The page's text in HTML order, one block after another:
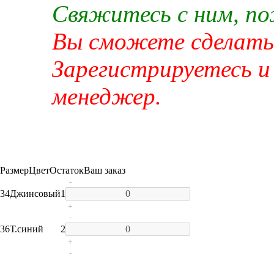
Свяжитесь с ним,
Вы сможете сделать
Зарегистрируетесь
менеджер.
РазмерЦветОстатокВаш заказ
34Джинсовый1
-
+
36Т.синий 2
-
+
-